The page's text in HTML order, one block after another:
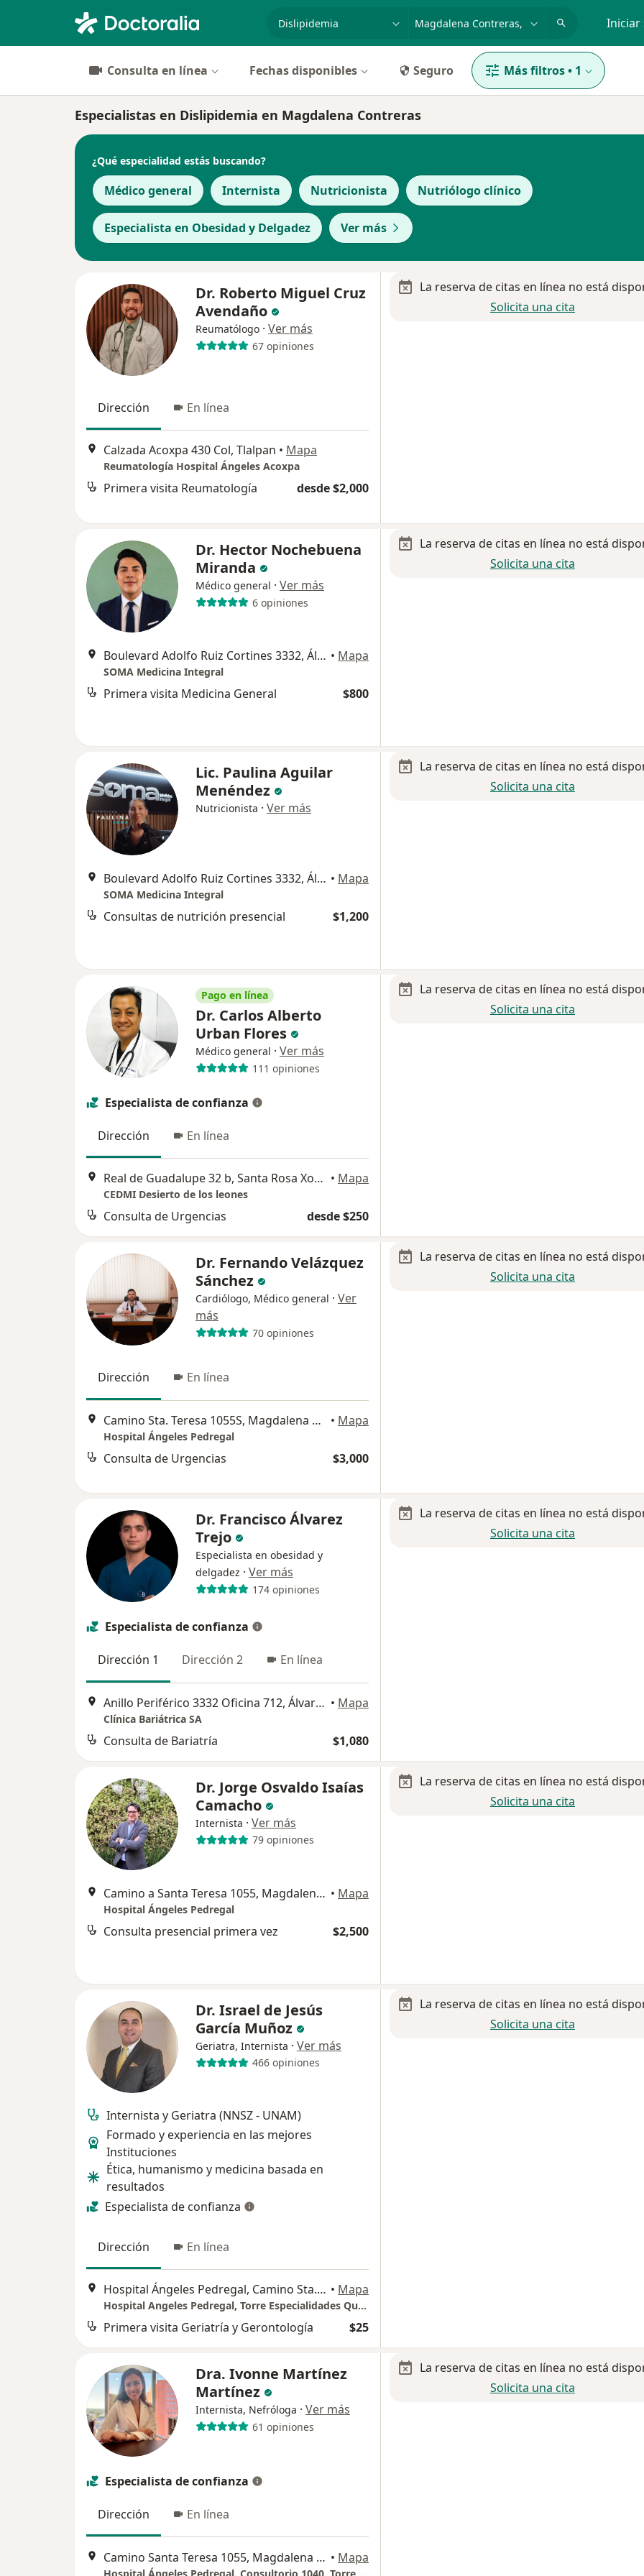
Iniciar
Consulta en línea Fechas disponibles Seguro Más filtros• 1
Especialistas en Dislipidemia en Magdalena Contreras
¿Qué especialidad estás buscando?
Médico general Internista Nutricionista Nutriólogo clínico
Especialista en Obesidad y Delgadez Ver más
Dr. Roberto Miguel Cruz
Avendaño
Reumatólogo · Ver más
67 opiniones
Dirección En línea
Calzada Acoxpa 430 Col, Tlalpan • Mapa
Reumatología Hospital Ángeles Acoxpa
Primera visita Reumatología desde $2,000
La reserva de citas en línea no está
Solicita una cita
Dr. Hector Nochebuena
Miranda
Médico general · Ver más
6 opiniones
Boulevard Adolfo Ruiz Cortines 3332, Álvaro Obregón • Mapa
SOMA Medicina Integral
Primera visita Medicina General $800
La reserva de citas en línea no está
Solicita una cita
Lic. Paulina Aguilar
Menéndez
Nutricionista · Ver más
Boulevard Adolfo Ruiz Cortines 3332, Álvaro Obregón • Mapa
SOMA Medicina Integral
Consultas de nutrición presencial $1,200
La reserva de citas en línea no está
Solicita una cita
Pago en línea
Dr. Carlos Alberto
Urban Flores
Médico general · Ver más
111 opiniones
Especialista de confianza
Dirección En línea
Real de Guadalupe 32 b, Santa Rosa Xochiac,, Ciudad de México • Mapa
CEDMI Desierto de los leones
Consulta de Urgencias desde $250
La reserva de citas en línea no está
Solicita una cita
Dr. Fernando Velázquez
Sánchez
Cardiólogo, Médico general · Ver
más
70 opiniones
Dirección En línea
Camino Sta. Teresa 1055S, Magdalena Contreras • Mapa
Hospital Ángeles Pedregal
Consulta de Urgencias $3,000
La reserva de citas en línea no está
Solicita una cita
Dr. Francisco Álvarez
Trejo
Especialista en obesidad y
delgadez · Ver más
174 opiniones
Especialista de confianza
Dirección 1 Dirección 2 En línea
Anillo Periférico 3332 Oficina 712, Álvaro Obregón • Mapa
Clínica Bariátrica SA
Consulta de Bariatría $1,080
La reserva de citas en línea no está
Solicita una cita
Dr. Jorge Osvaldo Isaías
Camacho
Internista · Ver más
79 opiniones
Camino a Santa Teresa 1055, Magdalena Contreras • Mapa
Hospital Ángeles Pedregal
Consulta presencial primera vez $2,500
La reserva de citas en línea no está
Solicita una cita
Dr. Israel de Jesús
García Muñoz
Geriatra, Internista · Ver más
466 opiniones
Internista y Geriatra (NNSZ - UNAM)
Formado y experiencia en las mejores
Instituciones
Ética, humanismo y medicina basada en
resultados
Especialista de confianza
Dirección En línea
Hospital Ángeles Pedregal, Camino Sta. Teresa 1055-S, Heroes de Padierna, La Magdalena Contreras, Ciudad de México, CDMX, Ciudad de México • Mapa
Hospital Angeles Pedregal, Torre Especialidades Quirúrgicas, Consultorio 1072, Piso 10.
Primera visita Geriatría y Gerontología $25
La reserva de citas en línea no está
Solicita una cita
Dra. Ivonne Martínez
Martínez
Internista, Nefróloga · Ver más
61 opiniones
Especialista de confianza
Dirección En línea
Camino Santa Teresa 1055, Magdalena Contreras • Mapa
La reserva de citas en línea no está
Solicita una cita